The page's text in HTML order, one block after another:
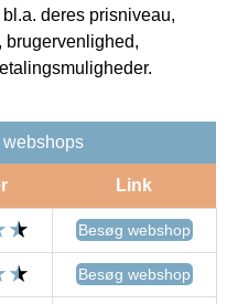
deres prisniveau,
brugervenlighed,
webshops
Link
Besøg webshop
Besøg webshop